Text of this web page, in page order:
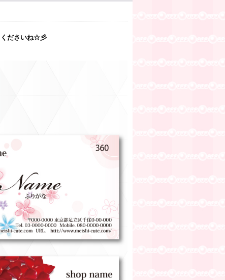
くださいね☆彡